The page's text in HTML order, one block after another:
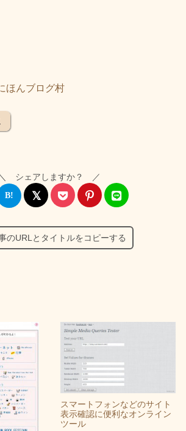
＼ シェアしますか？ ／
のURLとタイトルをコピーする
スマートフォンなどのサイト
表示確認に便利なオンライン
ツール